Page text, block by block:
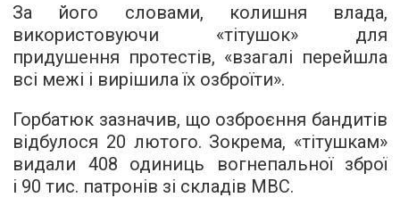
За його словами, колишня влада,
використовуючи «тітушок» для
придушення протестів, «взагалі перейшла
всі межі і вирішила їх озброїти».
Горбатюк зазначив, що озброєння бандитів
відбулося 20 лютого. Зокрема, «тітушкам»
видали 408 одиниць вогнепальної зброї
і 90 тис. патронів зі складів МВС.